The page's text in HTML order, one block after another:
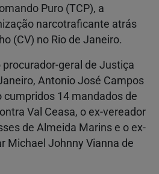
Puro (TCP), a
narcotraficante atrás
(CV) no Rio de Janeiro.
geral de Justiça
Antonio José Campos
cumpridos 14 mandados de
Val Ceasa, o ex-vereador
de Almeida Marins e o ex-
Michael Johnny Vianna de